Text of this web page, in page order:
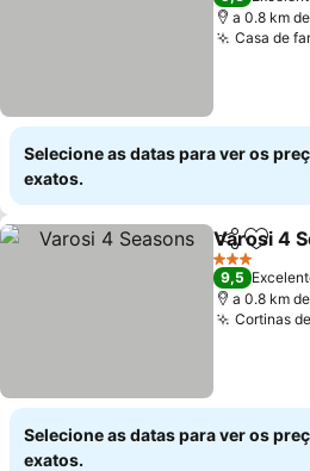
a 0.8 km
Casa de
Selecione as datas para ver os
exatos.
Partilhar
Varosi 4
3 Estrelas
9,5
a 0.8 km
Cortinas
Selecione as datas para ver os
exatos.